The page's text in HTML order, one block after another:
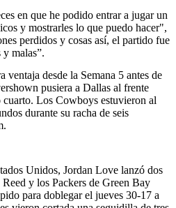
en que he podido entrar a jugar un
y mostrarles lo que puedo hacer",
perdidos y cosas así, el partido fue
y malas”.
desde la Semana 5 antes de
pusiera a Dallas al frente
Los Cowboys estuvieron al
durante su racha de seis
Unidos, Jordan Love lanzó dos
y los Packers de Green Bay
para doblegar el jueves 30-17 a